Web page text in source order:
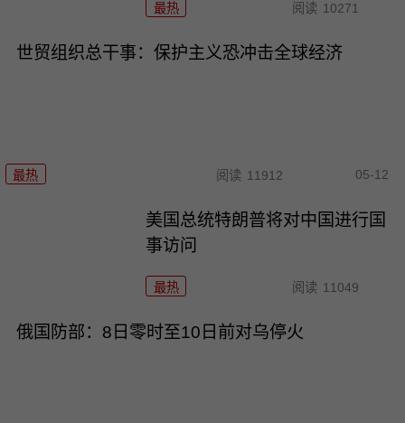
最热 阅读 10271
世贸组织总干事：保护主义恐冲击全球经济
最热 阅读 11912 05-12
美国总统特朗普将对中国进行国
事访问
最热 阅读 11049
俄国防部：8日零时至10日前对乌停火